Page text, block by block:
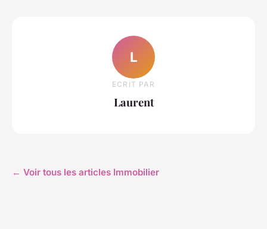
L
ECRIT PAR
Laurent
← Voir tous les articles Immobilier